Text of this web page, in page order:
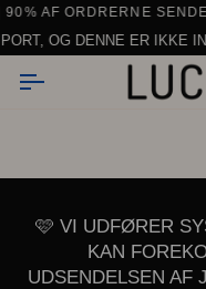
Gå
til
indhold
ORDRER OVER 150 €
AF ORDRERNE SENDES
DENNE ER IKKE
🩷 VI UDFØRER
KAN
UDSENDELSEN AF